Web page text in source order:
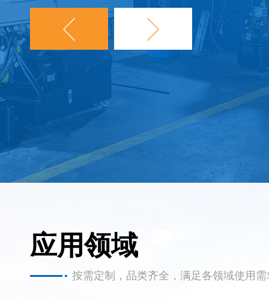
经过一段熟悉和掌握生产。
应用领域
按需定制，品类齐全，满足各领域使用需